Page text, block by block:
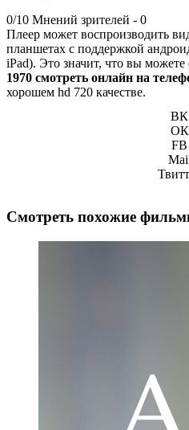
0/10 Мнений зрителей - 0
Плеер может воспроизводить
планшетах с поддержкой
iPad). Это значит, что вы можете
1970 смотреть онлайн на
хорошем hd 720 качестве.
ВК
ОК
FB
Смотреть похожие